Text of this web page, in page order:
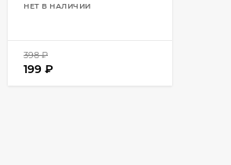
НЕТ В НАЛИЧИИ
398₽
199 ₽